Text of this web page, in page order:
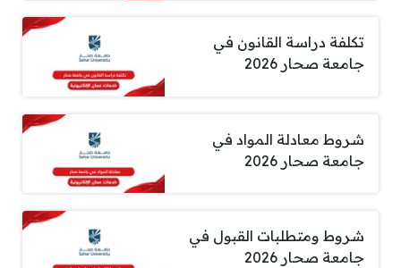
تكلفة دراسة القانون في
جامعة صحار 2026
شروط معادلة المواد في
جامعة صحار 2026
شروط ومتطلبات القبول في
جامعة صحار 2026